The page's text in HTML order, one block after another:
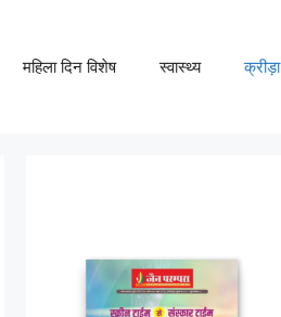
महिला दिन विशेष स्वास्थ्य क्रीड़ा